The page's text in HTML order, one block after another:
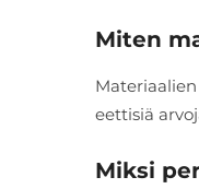
Miten
eettisiä
Miksi